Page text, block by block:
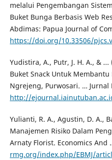
melalui Pengembangan
Buket Bunga Berbasis Web
Abdimas: Papua Journal of
https://doi.org/10.33506/
​Yudistira, A., Putr, J. H. A., &
Buket Snack Untuk
Ngrejeng, Purwosari. … Jurnal
http://
​Yulianti, R. A., Agustin, D. A.,
Manajemen Risiko Dalam
Arnaty Florist. Economics And
rmg.org/index.php/EBMJ/